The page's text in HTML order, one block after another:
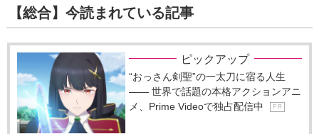
【総合】今読まれている記事
ピックアップ
“おっさん剣聖”の一太刀に宿る人生
―― 世界で話題の本格アクションアニ
メ、Prime Videoで独占配信中
P R